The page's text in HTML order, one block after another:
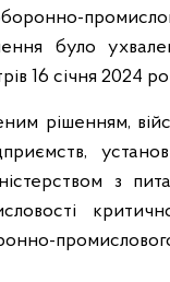
було
16 січня 2024
рішенням,
з